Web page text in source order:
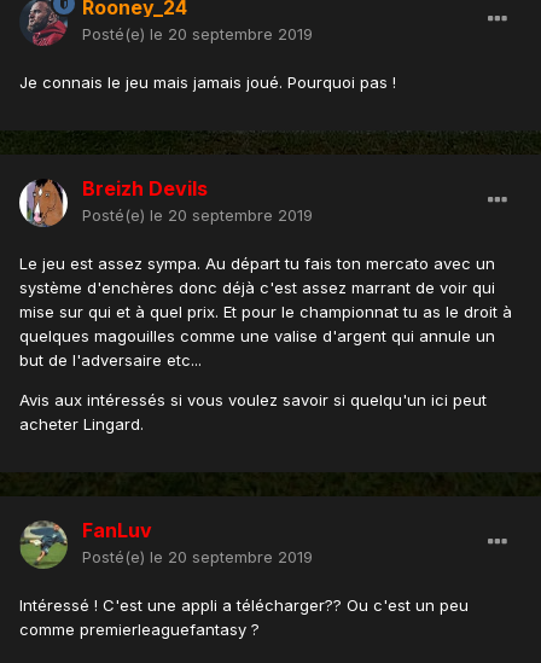
Rooney_24
Posté(e) le 20 septembre 2019
Je connais le jeu mais jamais joué. Pourquoi pas !
Breizh Devils
Posté(e) le 20 septembre 2019
Le jeu est assez sympa. Au départ tu fais ton mercato avec un
système d'enchères donc déjà c'est assez marrant de voir qui
mise sur qui et à quel prix. Et pour le championnat tu as le droit à
quelques magouilles comme une valise d'argent qui annule un
but de l'adversaire etc...
Avis aux intéressés si vous voulez savoir si quelqu'un ici peut
acheter Lingard.
FanLuv
Posté(e) le 20 septembre 2019
Intéressé ! C'est une appli a télécharger?? Ou c'est un peu
comme premierleaguefantasy ?